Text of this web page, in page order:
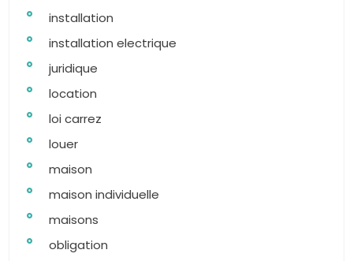
installation
installation electrique
juridique
location
loi carrez
louer
maison
maison individuelle
maisons
obligation